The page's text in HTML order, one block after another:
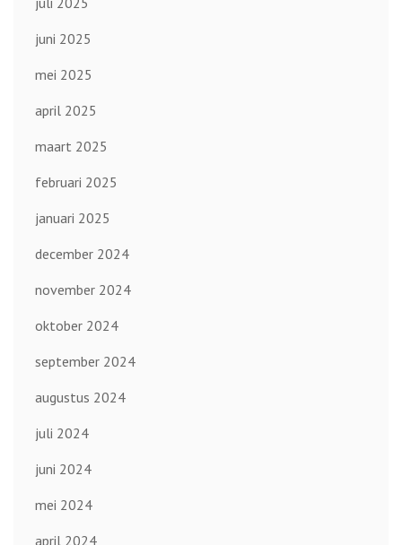
juni 2025
mei 2025
april 2025
maart 2025
februari 2025
januari 2025
december 2024
november 2024
oktober 2024
september 2024
augustus 2024
juli 2024
juni 2024
mei 2024
april 2024